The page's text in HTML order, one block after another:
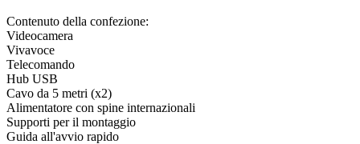
Contenuto della confezione:
Videocamera
Vivavoce
Telecomando
Hub USB
Cavo da 5 metri (x2)
Alimentatore con spine internazionali
Supporti per il montaggio
Guida all'avvio rapido